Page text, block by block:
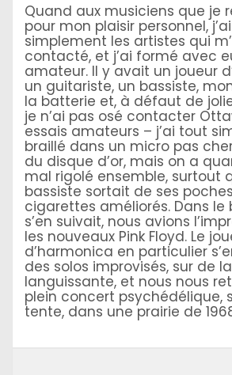
Quand aux musiciens que je
pour mon plaisir personnel,
simplement les artistes qui
contacté, et j’ai formé avec
amateur. Il y avait un joueur
un guitariste, un bassiste,
la batterie et, à défaut de
je n’ai pas osé contacter
essais amateurs – j’ai tout
braillé dans un micro pas
du disque d’or, mais on a
mal rigolé ensemble, surtout
bassiste sortait de ses
cigarettes améliorés. Dans le
s’en suivait, nous avions
les nouveaux Pink Floyd. Le
d’harmonica en particulier
des solos improvisés, sur de
languissante, et nous nous
plein concert psychédélique,
tente, dans une prairie de